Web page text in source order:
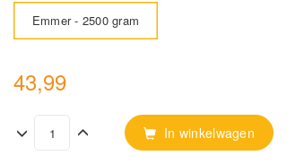
Emmer - 2500 gram
43,99
In winkelwagen